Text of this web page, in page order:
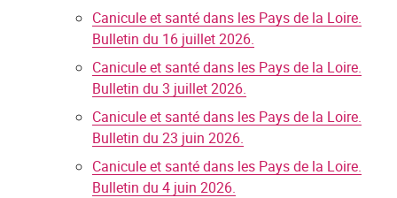
Canicule et santé dans les Pays de la Loire.
Bulletin du 16 juillet 2026.
Canicule et santé dans les Pays de la Loire.
Bulletin du 3 juillet 2026.
Canicule et santé dans les Pays de la Loire.
Bulletin du 23 juin 2026.
Canicule et santé dans les Pays de la Loire.
Bulletin du 4 juin 2026.